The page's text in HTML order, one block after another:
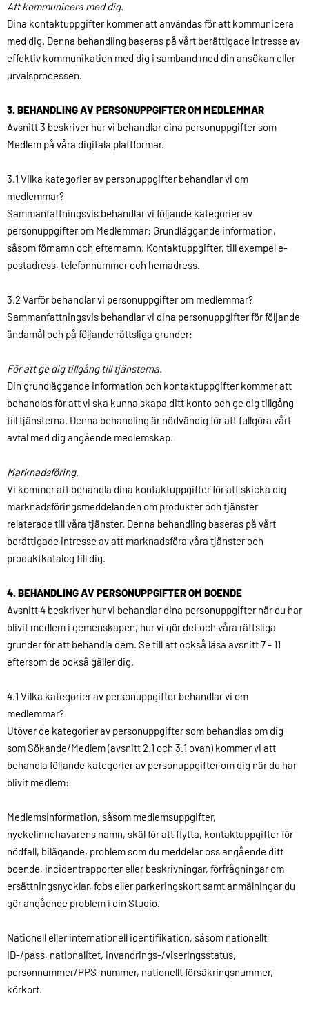
Att kommunicera med dig.
Dina kontaktuppgifter kommer att användas för att kommunicera
med dig. Denna behandling baseras på vårt berättigade intresse av
effektiv kommunikation med dig i samband med din ansökan eller
urvalsprocessen.
3. BEHANDLING AV PERSONUPPGIFTER OM MEDLEMMAR
Avsnitt 3 beskriver hur vi behandlar dina personuppgifter som
Medlem på våra digitala plattformar.
3.1 Vilka kategorier av personuppgifter behandlar vi om
medlemmar?
Sammanfattningsvis behandlar vi följande kategorier av
personuppgifter om Medlemmar: Grundläggande information,
såsom förnamn och efternamn. Kontaktuppgifter, till exempel e-
postadress, telefonnummer och hemadress.
3.2 Varför behandlar vi personuppgifter om medlemmar?
Sammanfattningsvis behandlar vi dina personuppgifter för följande
ändamål och på följande rättsliga grunder:
För att ge dig tillgång till tjänsterna.
Din grundläggande information och kontaktuppgifter kommer att
behandlas för att vi ska kunna skapa ditt konto och ge dig tillgång
till tjänsterna. Denna behandling är nödvändig för att fullgöra vårt
avtal med dig angående medlemskap.
Marknadsföring.
Vi kommer att behandla dina kontaktuppgifter för att skicka dig
marknadsföringsmeddelanden om produkter och tjänster
relaterade till våra tjänster. Denna behandling baseras på vårt
berättigade intresse av att marknadsföra våra tjänster och
produktkatalog till dig.
4. BEHANDLING AV PERSONUPPGIFTER OM BOENDE
Avsnitt 4 beskriver hur vi behandlar dina personuppgifter när du har
blivit medlem i gemenskapen, hur vi gör det och våra rättsliga
grunder för att behandla dem. Se till att också läsa avsnitt 7 - 11
eftersom de också gäller dig.
4.1 Vilka kategorier av personuppgifter behandlar vi om
medlemmar?
Utöver de kategorier av personuppgifter som behandlas om dig
som Sökande/Medlem (avsnitt 2.1 och 3.1 ovan) kommer vi att
behandla följande kategorier av personuppgifter om dig när du har
blivit medlem:
Medlemsinformation, såsom medlemsuppgifter,
nyckelinnehavarens namn, skäl för att flytta, kontaktuppgifter för
nödfall, bilägande, problem som du meddelar oss angående ditt
boende, incidentrapporter eller beskrivningar, förfrågningar om
ersättningsnycklar, fobs eller parkeringskort samt anmälningar du
gör angående problem i din Studio.
Nationell eller internationell identifikation, såsom nationellt
ID-/pass, nationalitet, invandrings-/viseringsstatus,
personnummer/PPS-nummer, nationellt försäkringsnummer,
körkort.